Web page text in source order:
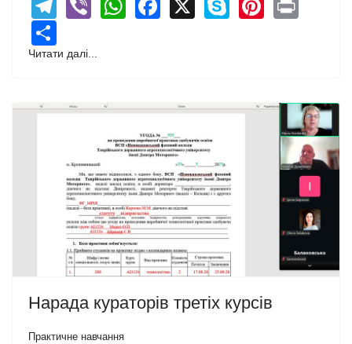
Читати далі...
Нарада кураторів третіх курсів
Практичне навчання